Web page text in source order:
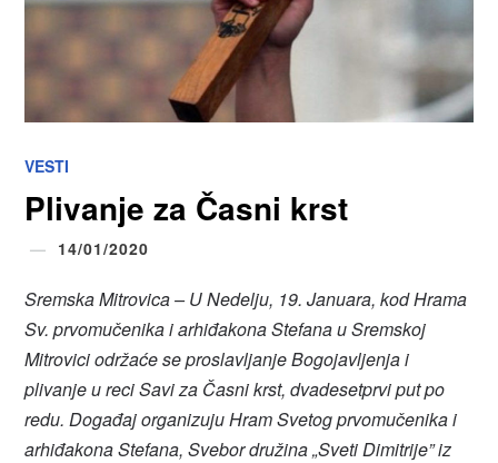
VESTI
Plivanje za Časni krst
14/01/2020
Sremska Mitrovica – U Nedelju, 19. Januara, kod Hrama
Sv. prvomučenika i arhiđakona Stefana u Sremskoj
Mitrovici održaće se proslavljanje Bogojavljenja i
plivanje u reci Savi za Časni krst, dvadesetprvi put po
redu. Događaj organizuju Hram Svetog prvomučenika i
arhiđakona Stefana, Svebor družina „Sveti Dimitrije” iz